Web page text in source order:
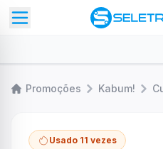
Promoções Kabum!
Usado 11 vezes